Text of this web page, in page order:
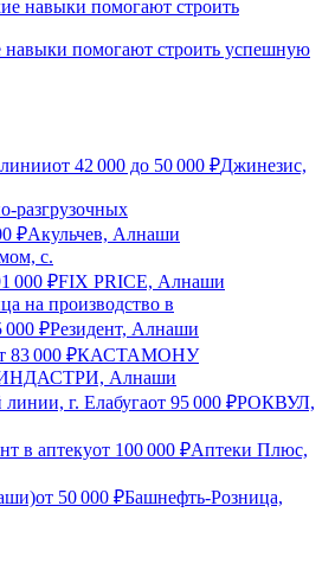
навыки помогают строить успешную
от 42 000 до 50 000 ₽Джинезис,
разгрузочных
₽Акульчев, Алнаши
с.
000 ₽FIX PRICE, Алнаши
на производство в
000 ₽Резидент, Алнаши
83 000 ₽КАСТАМОНУ
Алнаши
г. Елабугаот 95 000 ₽РОКВУЛ,
в аптекуот 100 000 ₽Аптеки Плюс,
от 50 000 ₽Башнефть-Розница,